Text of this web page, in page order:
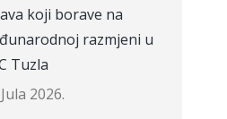
koji borave na
razmjeni u
Tuzla
2026.